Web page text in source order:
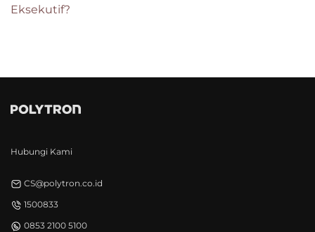
Eksekutif?
Hubungi Kami
CS@polytron.co.id
1500833
0853 2100 5100